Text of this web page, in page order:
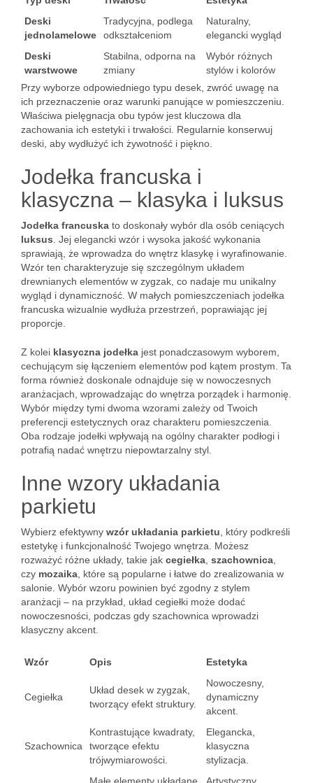
Deski
jednolamelowe
Tradycyjna, podlega
odkształceniom
Naturalny,
elegancki wygląd
Deski
warstwowe
Stabilna, odporna na
zmiany
Wybór różnych
stylów i kolorów
Przy wyborze odpowiedniego typu desek, zwróć uwagę na
ich przeznaczenie oraz warunki panujące w pomieszczeniu.
Właściwa pielęgnacja obu typów jest kluczowa dla
zachowania ich estetyki i trwałości. Regularnie konserwuj
deski, aby wydłużyć ich żywotność i piękno.
Jodełka francuska i
klasyczna – klasyka i luksus
Jodełka francuska to doskonały wybór dla osób ceniących
luksus . Jej elegancki wzór i wysoka jakość wykonania
sprawiają, że wprowadza do wnętrz klasykę i wyrafinowanie.
Wzór ten charakteryzuje się szczególnym układem
drewnianych elementów w zygzak, co nadaje mu unikalny
wygląd i dynamiczność. W małych pomieszczeniach jodełka
francuska wizualnie wydłuża przestrzeń, poprawiając jej
proporcje.
Z kolei klasyczna jodełka jest ponadczasowym wyborem,
cechującym się łączeniem elementów pod kątem prostym. Ta
forma również doskonale odnajduje się w nowoczesnych
aranżacjach, wprowadzając do wnętrza porządek i harmonię.
Wybór między tymi dwoma wzorami zależy od Twoich
preferencji estetycznych oraz charakteru pomieszczenia.
Oba rodzaje jodełki wpływają na ogólny charakter podłogi i
potrafią nadać wnętrzu niepowtarzalny styl.
Inne wzory układania
parkietu
Wybierz efektywny wzór układania parkietu , który podkreśli
estetykę i funkcjonalność Twojego wnętrza. Możesz
rozważyć różne układy, takie jak cegiełka szachownica
czy mozaika , które są popularne i łatwe do zrealizowania w
salonie. Wybór wzoru powinien być zgodny z stylem
aranżacji – na przykład, układ cegiełki może dodać
nowoczesności, podczas gdy szachownica wprowadzi
klasyczny akcent.
Wzór Opis Estetyka
Cegiełka
Układ desek w zygzak,
tworzący efekt struktury.
Nowoczesny,
dynamiczny
akcent.
Szachownica
Kontrastujące kwadraty,
tworzące efektu
trójwymiarowości.
Elegancka,
klasyczna
stylizacja.